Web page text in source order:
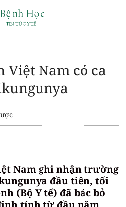
Việt Nam có ca
Nam ghi nhận trường
đầu tiên, tối
(Bộ Y tế) đã bác bỏ